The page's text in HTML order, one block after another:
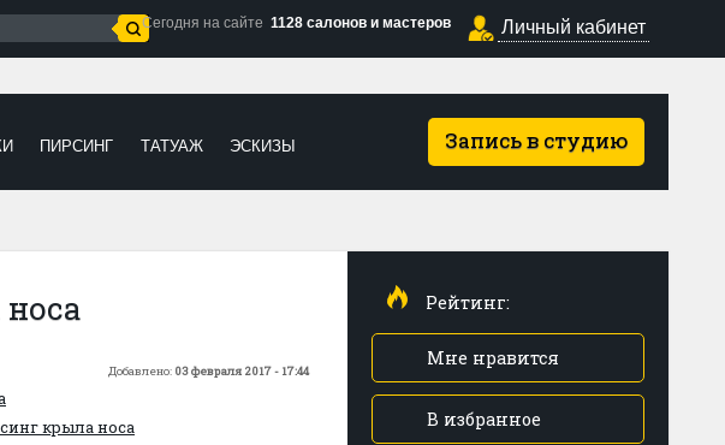
Сегодня на сайте 1128 салонов и мастеров Личный кабинет
Запись в студию
ПИРСИНГ ТАТУАЖ ЭСКИЗЫ
Добавлено: 03 февраля 2017 - 17:44
крыла носа
Рейтинг:
Мне нравится
В избранное